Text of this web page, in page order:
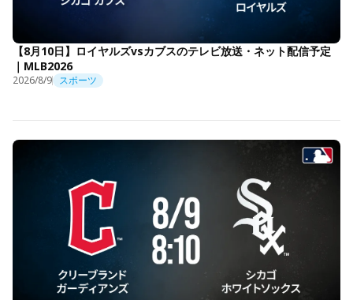
【8月10日】ロイヤルズvsカブスのテレビ放送・ネット配信予定
｜MLB2026
2026/8/9 スポーツ